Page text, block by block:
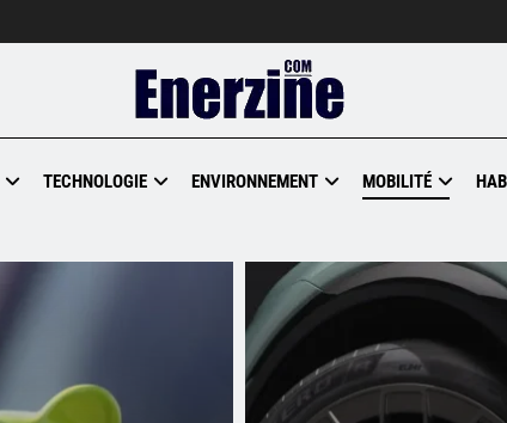
TECHNOLOGIE ENVIRONNEMENT MOBILITÉ